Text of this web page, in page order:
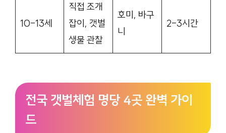
10-13세
직접 조개
잡이, 갯벌
생물 관찰
호미, 바구
니
2-3시간
전국 갯벌체험 명당 4곳 완벽 가이
드